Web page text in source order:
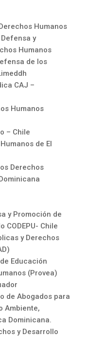
Humanos
y
Humanos
de los
CAJ –
Humanos
– Chile
de El
Derechos
y Promoción de
CODEPU- Chile
y Derechos
Educación
(Provea)
de Abogados para
Ambiente,
Dominicana.
y Desarrollo